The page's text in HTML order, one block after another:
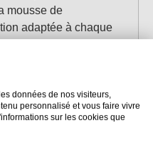
mousse de
adaptée à chaque
qui peut être
thermique et
données de nos visiteurs,
personnalisé et vous faire vivre
sur les cookies que